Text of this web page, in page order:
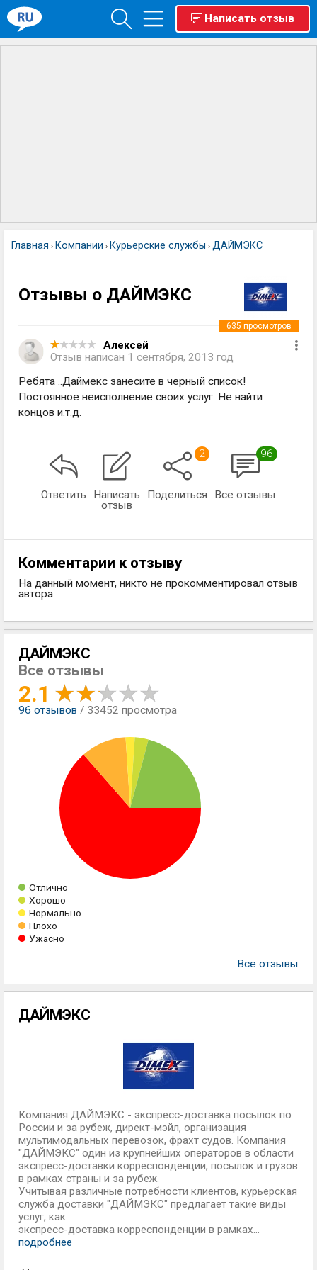
Написать отзыв
Главная › Компании › Курьерские службы › ДАЙМЭКС
Отзывы о ДАЙМЭКС
Алексей
Отзыв написан 1 сентября, 2013 год
635 просмотров
Ребята ..Даймекс занесите в черный список!
Постоянное неисполнение своих услуг. Не найти
концов и.т.д.
Ответить
Написать
отзыв
2
Поделиться
96
Все отзывы
Комментарии к отзыву
На данный момент, никто не прокомментировал отзыв
автора
ДАЙМЭКС
Все отзывы
2.1
96 отзывов / 33452 просмотра
Отлично
Хорошо
Нормально
Плохо
Ужасно
Все отзывы
ДАЙМЭКС
Компания ДАЙМЭКС - экспресс-доставка посылок по
России и за рубеж, директ-мэйл, организация
мультимодальных перевозок, фрахт судов. Компания
"ДАЙМЭКС" один из крупнейших операторов в области
экспресс-доставки корреспонденции, посылок и грузов
в рамках страны и за рубеж.
Учитывая различные потребности клиентов, курьерская
служба доставки "ДАЙМЭКС" предлагает такие виды
услуг, как:
экспресс-доставка корреспонденции в рамках...
подробнее